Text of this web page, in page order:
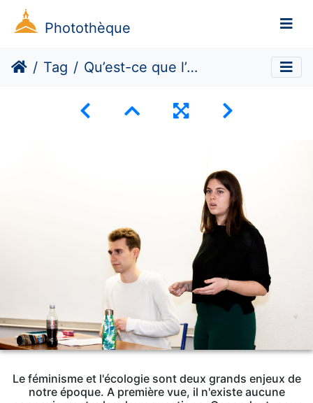
Photothèque
Tag Qu’est-ce que l’écoféminisme ?
Le féminisme et l'écologie sont deux grands enjeux de
notre époque. A première vue, il n'existe aucune